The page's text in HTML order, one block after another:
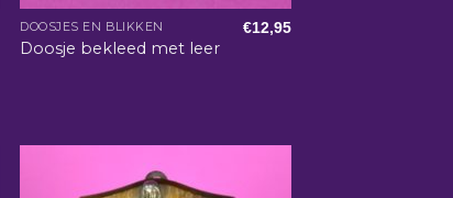
DOOSJES EN BLIKKEN
Doosje bekleed met leer
€12,95